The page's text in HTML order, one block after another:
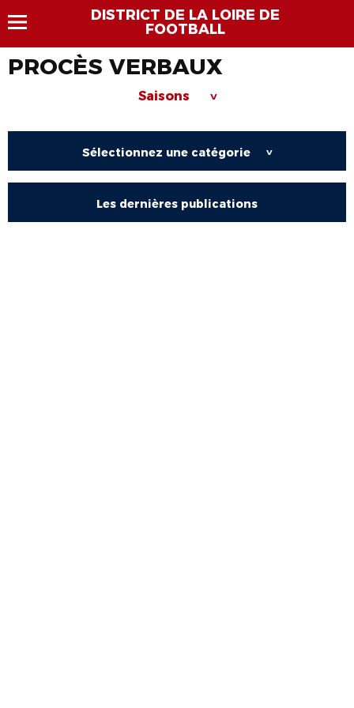
DISTRICT DE LA LOIRE DE
FOOTBALL
PROCÈS VERBAUX
Saisons >
Sélectionnez une catégorie >
Les dernières publications